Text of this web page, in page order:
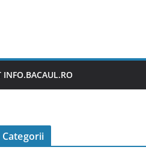
INFO.BACAUL.RO
Categorii